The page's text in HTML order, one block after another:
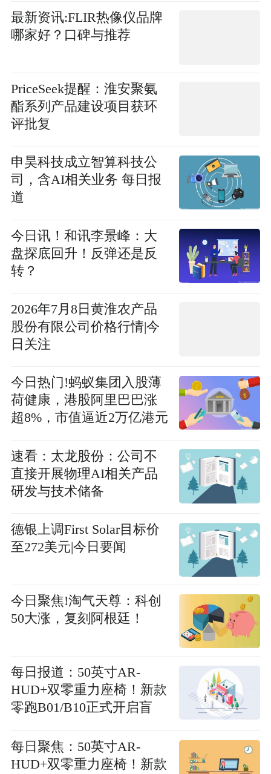
最新资讯:FLIR热像仪品牌
哪家好？口碑与推荐
PriceSeek提醒：淮安聚氨
酯系列产品建设项目获环
评批复
申昊科技成立智算科技公
司，含AI相关业务 每日报
道
今日讯！和讯李景峰：大
盘探底回升！反弹还是反
转？
2026年7月8日黄淮农产品
股份有限公司价格行情|今
日关注
今日热门!蚂蚁集团入股薄
荷健康，港股阿里巴巴涨
超8%，市值逼近2万亿港元
速看：太龙股份：公司不
直接开展物理AI相关产品
研发与技术储备
德银上调First Solar目标价
至272美元|今日要闻
今日聚焦!淘气天尊：科创
50大涨，复刻阿根廷！
每日报道：50英寸AR-
HUD+双零重力座椅！新款
零跑B01/B10正式开启盲
每日聚焦：50英寸AR-
HUD+双零重力座椅！新款